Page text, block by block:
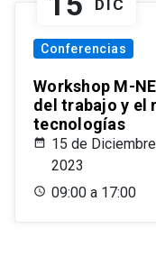
DIC
Conferencias
Workshop M-
del trabajo y el
tecnologías
15 de
2023
09:00 a 17:00